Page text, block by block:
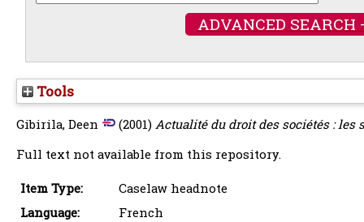
ADVANCED SEARCH
Tools
Gibirila, Deen (2001)Actualité du droit des sociétés : les
Full text not available from this repository.
Item Type:
Caselaw headnote
Language:
French